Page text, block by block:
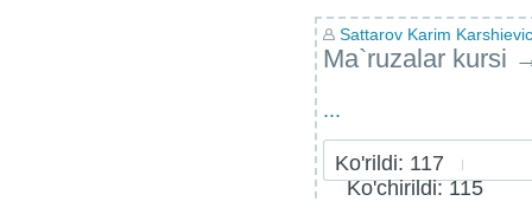
Sattarov Karim
Ma`ruzalar kursi
...
Ko'rildi: 117
Ko'chirildi: 115